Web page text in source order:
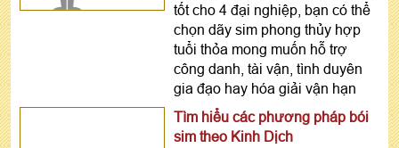
tốt cho 4 đại nghiệp, bạn có thể
chọn dãy sim phong thủy hợp
tuổi thỏa mong muốn hỗ trợ
công danh, tài vận, tình duyên
gia đạo hay hóa giải vận hạn
Tìm hiểu các phương pháp bói
sim theo Kinh Dịch